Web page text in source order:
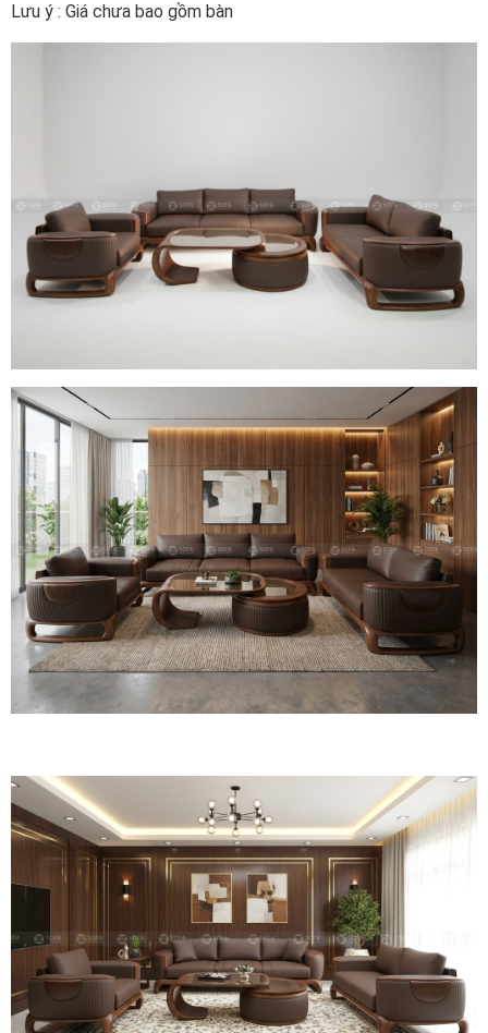
Lưu ý : Giá chưa bao gồm bàn